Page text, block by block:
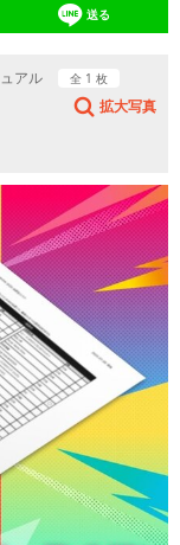
送る
アル 全 1 枚
拡大写真